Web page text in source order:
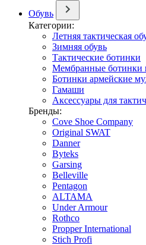
Обувь
Категории:
Летняя тактическая
Зимняя обувь
Тактические ботинки
Мембранные ботинки
Ботинки армейские
Гамаши
Аксессуары для
Бренды:
Cove Shoe Company
Original SWAT
Danner
Byteks
Garsing
Belleville
Pentagon
ALTAMA
Under Armour
Rothco
Propper International
Stich Profi